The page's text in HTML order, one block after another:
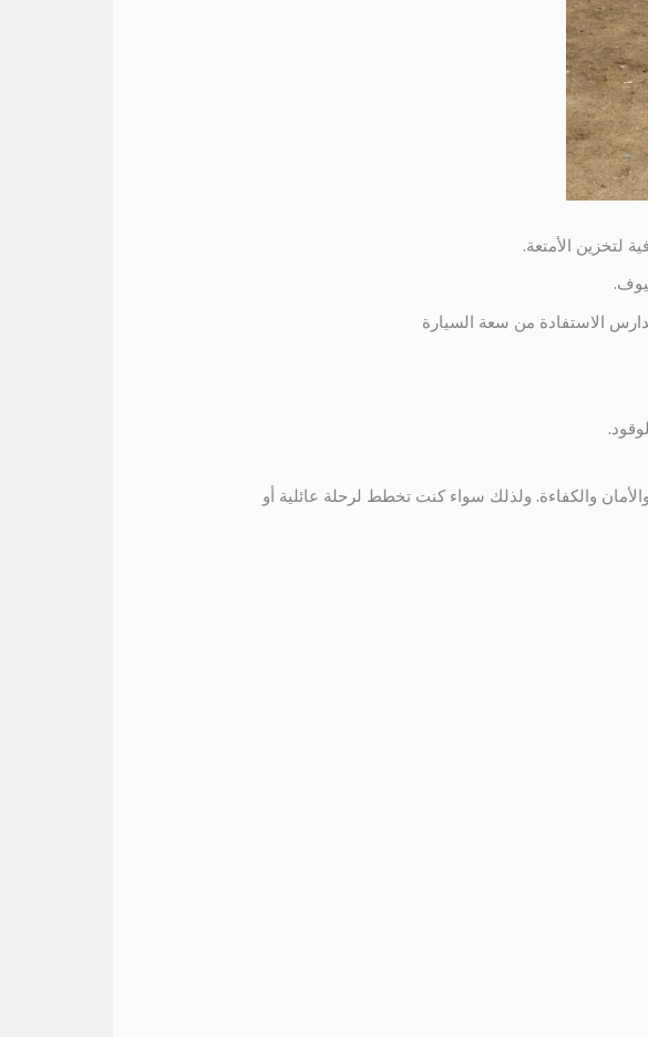
لتخزين الأمتعة.
الاستفادة من سعة السيارة
بين الراحة والأمان والكفاءة. ولذلك سواء كنت تخطط لرحلة عائلية أو